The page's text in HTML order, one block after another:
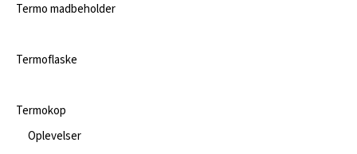
Termo madbeholder
Termoflaske
Termokop
Oplevelser